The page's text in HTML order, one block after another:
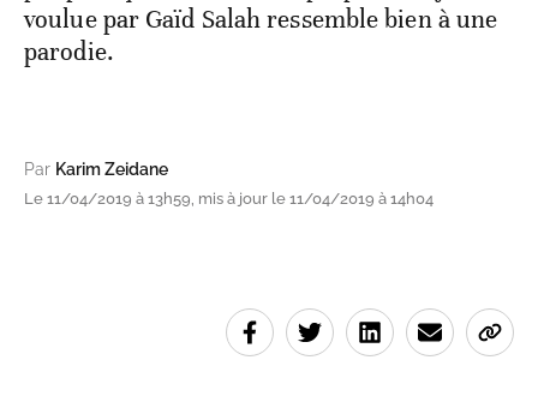
voulue par Gaïd Salah ressemble bien à une
parodie.
Par Karim Zeidane
Le 11/04/2019 à 13h59, mis à jour le 11/04/2019 à 14h04